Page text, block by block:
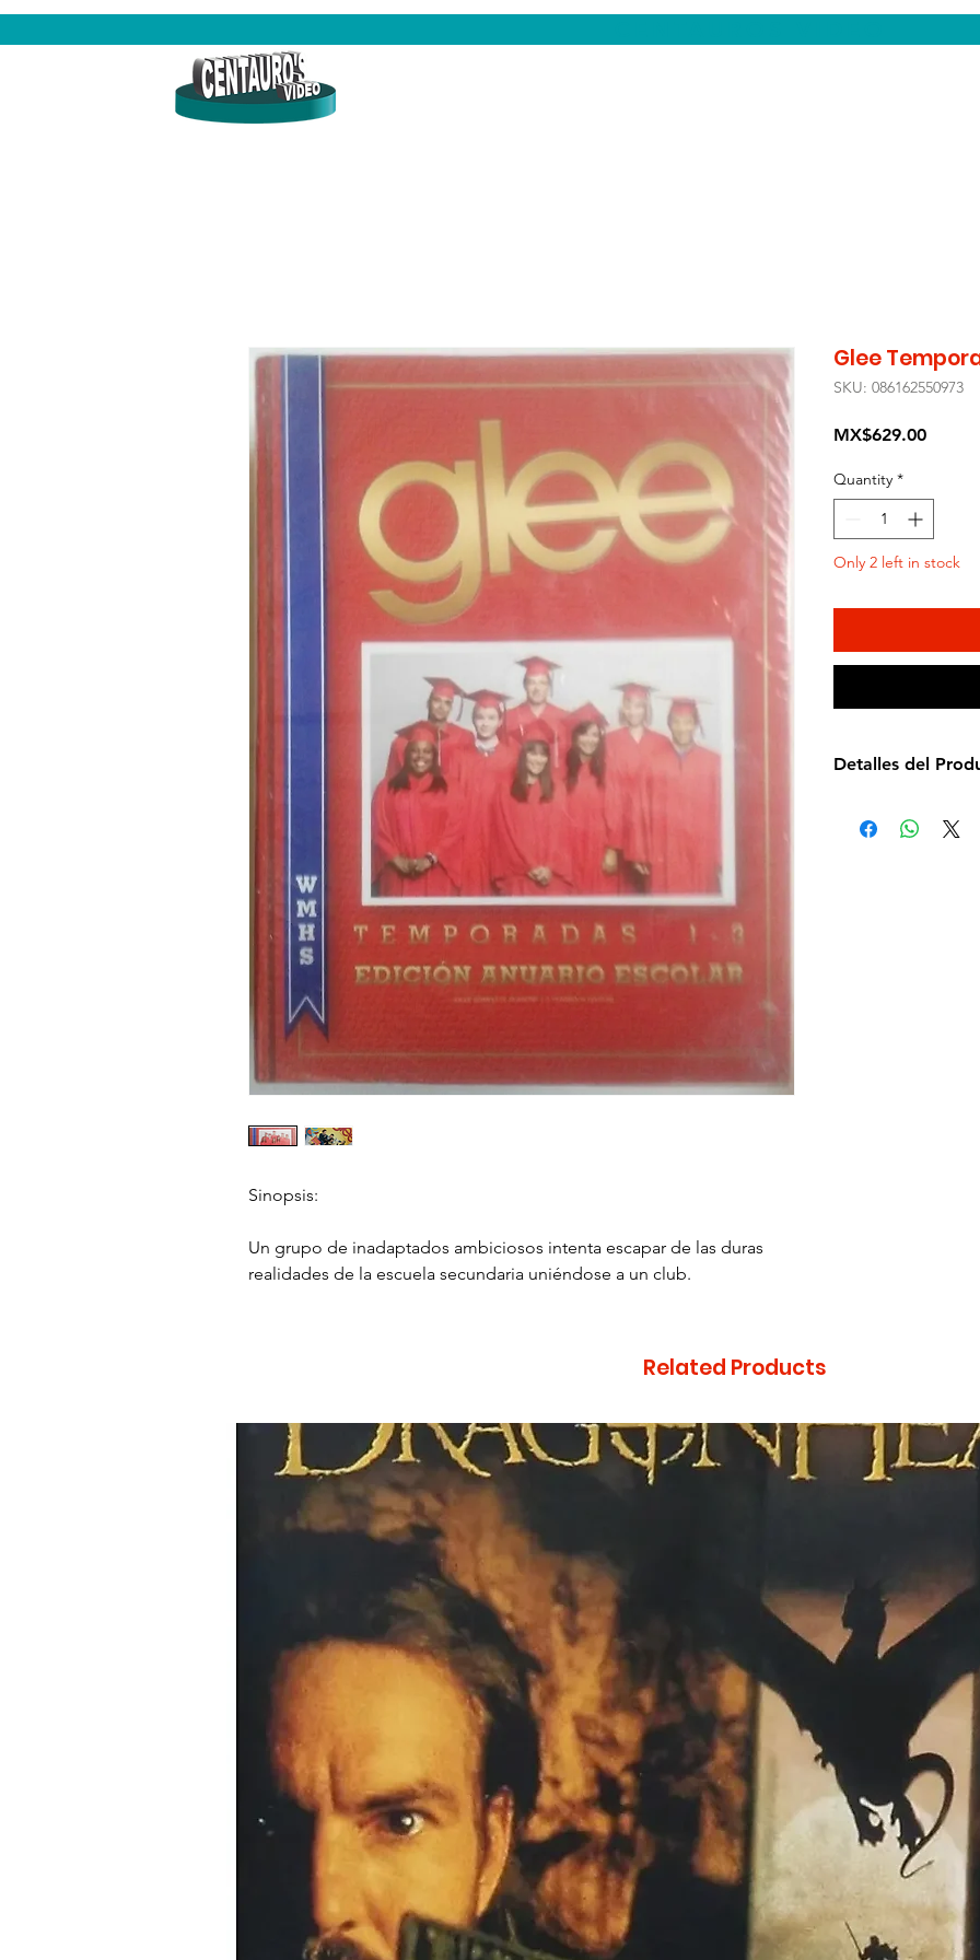
Sinopsis:
Un grupo de inadaptados ambiciosos intenta escapar de las duras
realidades de la escuela secundaria uniéndose a un club.
Glee
SKU: 086162550973
MX$629.00Price
Quantity *
Only 2 left in stock
Detalles del
Subtítulos:
Related Products